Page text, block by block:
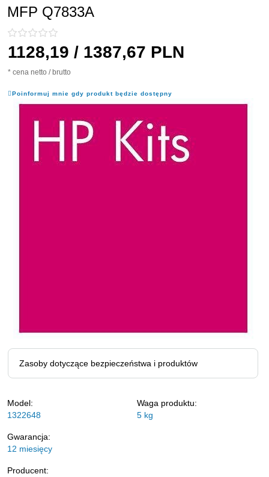
MFP Q7833A
1128,19 / 1387,67 PLN
* cena netto / brutto
Poinformuj mnie gdy produkt będzie dostępny
Zasoby dotyczące bezpieczeństwa i produktów
Model:
1322648
Waga produktu:
5 kg
Gwarancja:
12 miesięcy
Producent: